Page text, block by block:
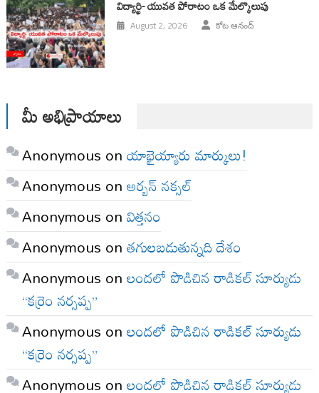
విద్యార్థి- యువత పోరాటం ఒక మేల్కొలుపు
August 2, 2026 కోట ఆనంద్
మీ అభిప్రాయాలు
Anonymous onయాభైయ్యారు మార్కులు!
Anonymous onఅర్బన్ నక్సల్
Anonymous onవిత్తనం
Anonymous onతగులబడుతున్నది దేశం
Anonymous onలందలో పొడిచిన రాడికల్ సూర్యుడు
“కర్రెం నర్సప్ప”
Anonymous onలందలో పొడిచిన రాడికల్ సూర్యుడు
“కర్రెం నర్సప్ప”
Anonymous onలందలో పొడిచిన రాడికల్ సూర్యుడు